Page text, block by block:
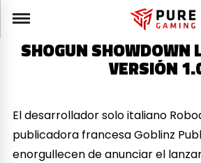
SHOGUN SHOWDOWN
VERSIÓN
El desarrollador solo italiano
publicadora francesa Goblinz
enorgullecen de anunciar el